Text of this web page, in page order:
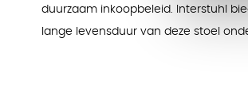
duurzaam inkoopbeleid. Interstuhl
lange levensduur van deze stoel